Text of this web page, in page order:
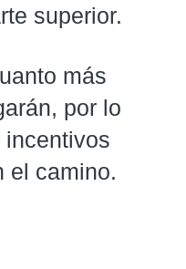
superior.
más
por lo
incentivos
el camino.